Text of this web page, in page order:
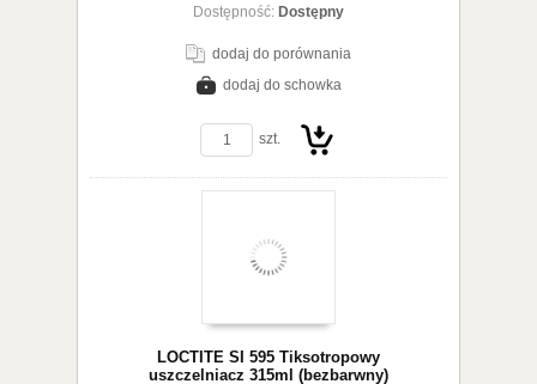
Dostępność: Dostępny
dodaj do porównania
dodaj do schowka
szt.
LOCTITE SI 595 Tiksotropowy
uszczelniacz 315ml (bezbarwny)